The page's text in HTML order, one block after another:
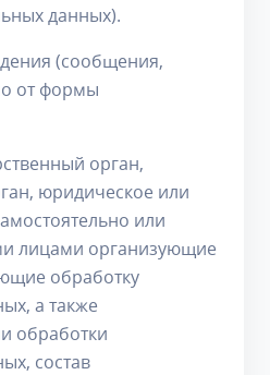
данных).
(сообщения,
от формы
орган,
юридическое или
или
лицами организующие
обработку
а также
обработки
состав